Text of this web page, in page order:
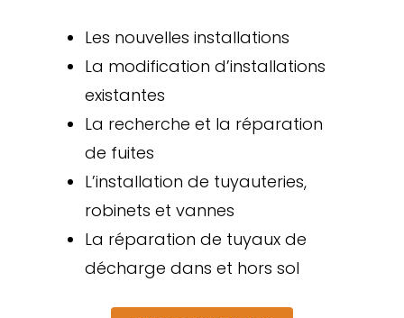
Les nouvelles installations
La modification d’installations
existantes
La recherche et la réparation
de fuites
L’installation de tuyauteries,
robinets et vannes
La réparation de tuyaux de
décharge dans et hors sol